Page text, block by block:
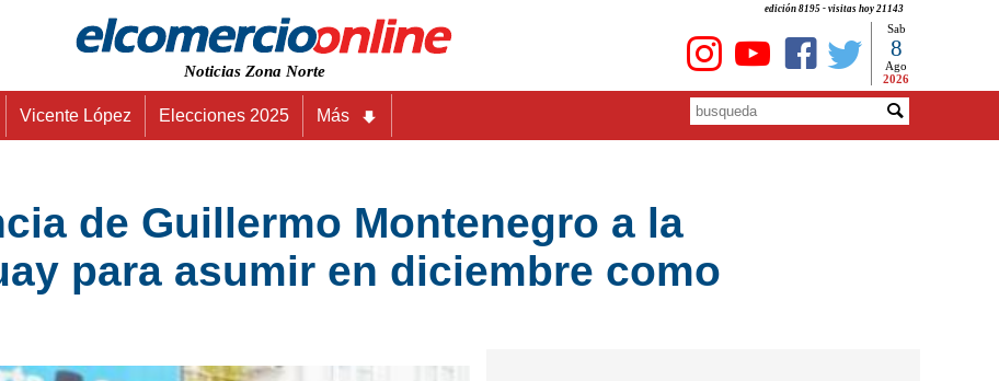
edición 8195 - visitas hoy 21143
Noticias Zona Norte
Sab
8
Ago
2026
Vicente López Elecciones 2025 Más
de Guillermo Montenegro a la
para asumir en diciembre como